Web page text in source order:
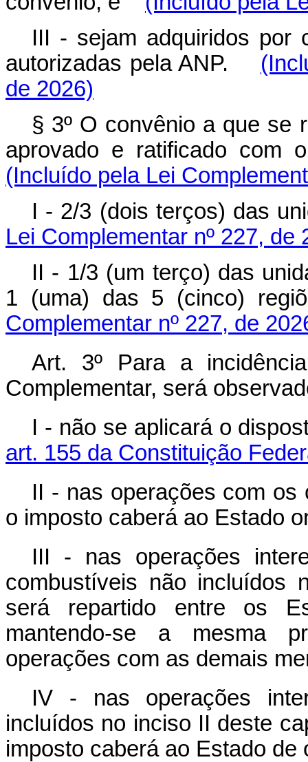
III - sejam adquiridos por
autorizadas pela ANP.
de 2026)
§ 3º O convênio a que se
aprovado e ratificado com
(Incluído pela Lei
I - 2/3 (dois terços) das
Lei Complementar nº 227, de
II - 1/3 (um terço) das
1 (uma) das 5 (cinco)
Complementar nº 227, de
Art. 3º Para a
Complementar, será
I - não se aplicará o
art. 155 da Constituição
II - nas operações com os
o imposto caberá ao Estado
III - nas operações
combustíveis não
será repartido entre os
mantendo-se a mesma
operações com as demais
IV - nas operações
incluídos no inciso II deste
imposto caberá ao Estado de